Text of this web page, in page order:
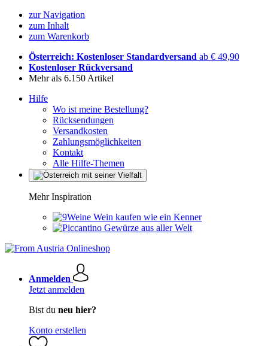
zur Navigation
zum Inhalt
zum Warenkorb
Österreich: Kostenloser Standardversand ab € 49,90
Kostenloser Rückversand
Mehr als 6.150 Artikel
Hilfe
Wo ist meine Bestellung?
Rücksendungen
Versandkosten
Zahlungsmöglichkeiten
Kontakt
Alle Hilfe-Themen
Mehr Inspiration
Wein kaufen wie ein Kenner
Gewürze aus aller Welt
Anmelden
Jetzt anmelden
Bist du neu hier?
Konto erstellen